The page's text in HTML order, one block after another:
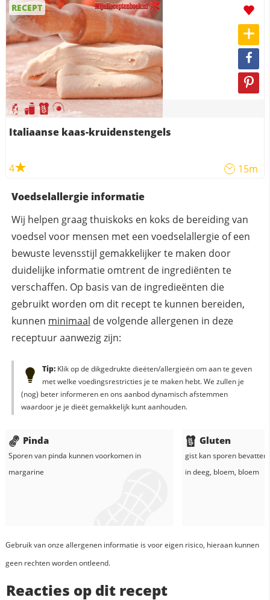
RECEPT
Italiaanse kaas-kruidenstengels
4 15m
Voedselallergie informatie
Wij helpen graag thuiskoks en koks de bereiding van
voedsel voor mensen met een voedselallergie of een
bewuste levensstijl gemakkelijker te maken door
duidelijke informatie omtrent de ingrediënten te
verschaffen. Op basis van de ingredieënten die
gebruikt worden om dit recept te kunnen bereiden,
kunnen minimaal de volgende allergenen in deze
receptuur aanwezig zijn:
Tip:Klik op de dikgedrukte dieëten/allergieën om aan te geven
met welke voedingsrestricties je te maken hebt. We zullen je
(nog) beter informeren en ons aanbod dynamisch afstemmen
waardoor je je dieët gemakkelijk kunt aanhouden.
Pinda
Sporen van pinda kunnen voorkomen in
margarine
Gluten
gistkan sporen
indeeg, bloem, bloem
Gebruik van onze allergenen informatie is voor eigen risico, hieraan kunnen
geen rechten worden ontleend.
Reacties op dit recept